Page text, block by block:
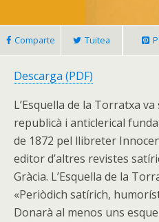
Comparte Tuitea
Descarga (PDF)
L’Esquella de la Torratxa
republicà i anticlerical
de 1872 pel llibreter
editor d’altres revistes
Gràcia. L’Esquella de la
«Periòdich satírich,
Donarà al menos uns